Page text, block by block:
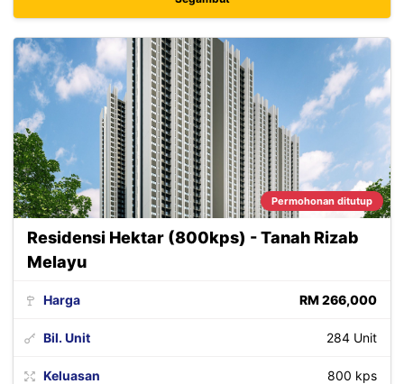
Permohonan ditutup
Residensi Hektar (800kps) - Tanah Rizab
Melayu
Harga RM 266,000
Bil. Unit 284 Unit
Keluasan 800 kps